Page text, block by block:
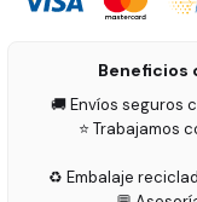
Beneficios
🚚 Envíos seguros
⭐ Trabajamos
♻️ Embalaje